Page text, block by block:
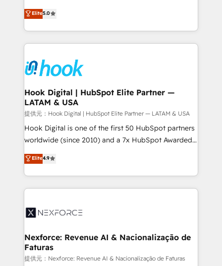
HubSpot partners 🔄 Top 5% globally in client
retention 📅 8+ years of consistent results since 2017
move beyond spreadsheets into unified systems
that drive real business results.
achieve real growth. We specialize in delivering
tailored solutions that drive results by leveraging
HubSpot’s platform and data to fuel success.
Technical Solutions: - HubSpot Technical Consulting -
Onboarding - Data Migration & Integrations -
Technical Audit & Optimization Strategic Solutions: -
Revenue Operations - Inbound Marketing -
Outbound Marketing - HubSpot CMS Website
Design & Development We empower our clients to
reach their full potential by providing transparent,
relationship-driven support. With over 300 HubSpot
technical know-how and strategic guidance you
need to succeed.
Elite5.0
Hook Digital | HubSpot Elite Partner —
LATAM & USA
提供元：Hook Digital | HubSpot Elite Partner — LATAM & USA
Hook Digital is one of the first 50 HubSpot partners
worldwide (since 2010) and a 7x HubSpot Awarded
Elite Partner. With 500+ projects across the U.S.,
Brazil, and LATAM, we combine global expertise with
regional experience. Today, we are Brazil’s largest
HubSpot Elite Partner—trusted by companies across
Implementation & Migration Onboarding across all
Station, Freshdesk, Intercom, and more. Custom
objects, automations, and integrations built for
growth. 🚀 AI-Driven GTM Orchestration Unify
Elite4.9
Nexforce: Revenue AI & Nacionalização de
Faturas
提供元：Nexforce: Revenue AI & Nacionalização de Faturas